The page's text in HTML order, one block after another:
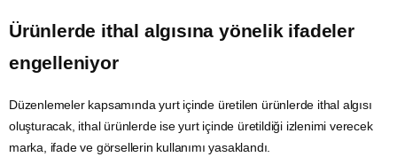
Ürünlerde ithal algısına yönelik ifadeler
engelleniyor
Düzenlemeler kapsamında yurt içinde üretilen ürünlerde ithal algısı
oluşturacak, ithal ürünlerde ise yurt içinde üretildiği izlenimi verecek
marka, ifade ve görsellerin kullanımı yasaklandı.